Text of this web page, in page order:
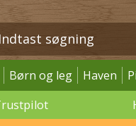
Børn og leg Haven